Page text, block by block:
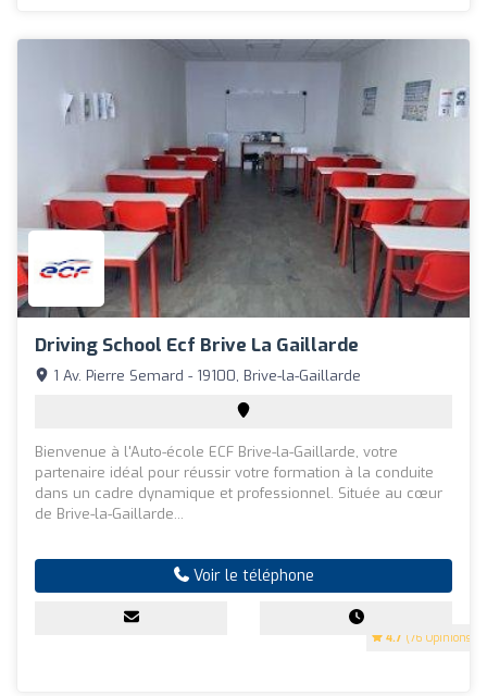
Driving School Ecf Brive La Gaillarde
4.7 (76 Opinions)
1 Av. Pierre Semard - 19100, Brive-la-Gaillarde
Bienvenue à l'Auto-école ECF Brive-la-Gaillarde, votre
partenaire idéal pour réussir votre formation à la conduite
dans un cadre dynamique et professionnel. Située au cœur
de Brive-la-Gaillarde...
Voir le téléphone